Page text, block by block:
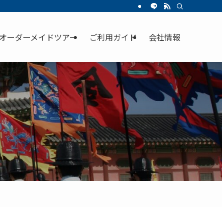
オーダーメイドツアー ご利用ガイド 会社情報